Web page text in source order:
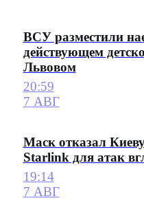
ВСУ разместили
действующем
Львовом
20:59
7 АВГ
Маск отказал
Starlink для атак
19:14
7 АВГ